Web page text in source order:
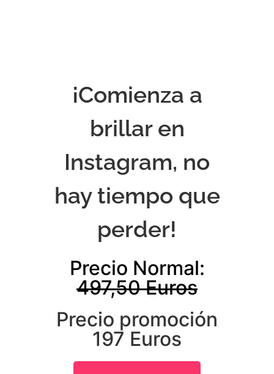
¡Comienza a
brillar en
Instagram, no
hay tiempo que
perder!
Precio Normal:
497,50 Euros
Precio promoción
197 Euros